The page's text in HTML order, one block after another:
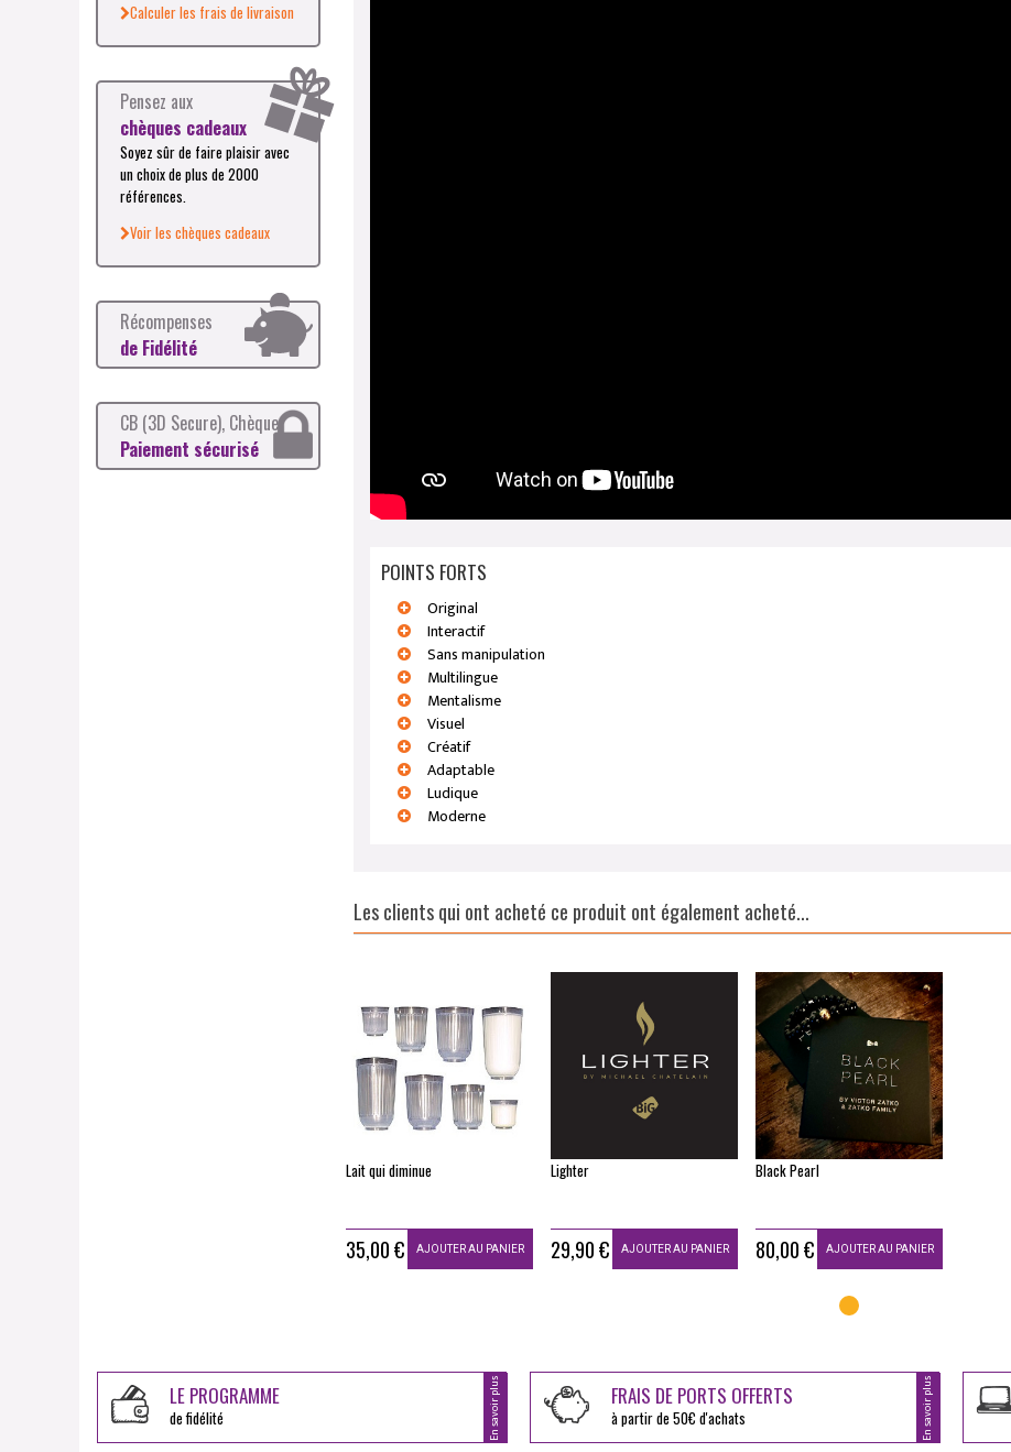
Calculer les frais de livraison
Pensez aux
chèques cadeaux
Soyez sûr de faire plaisir avec
un choix de plus de 2000
références.
Voir les chèques cadeaux
Récompenses
de Fidélité
CB (3D Secure), Chèque
Paiement sécurisé
POINTS FORTS
Original
Interactif
Sans manipulation
Multilingue
Mentalisme
Visuel
Créatif
Adaptable
Ludique
Moderne
Les clients qui ont acheté ce produit ont également acheté...
Lait qui diminue
35,00 € AJOUTER AU PANIER
Lighter
29,90 € AJOUTER AU PANIER
Black Pearl
80,00 € AJOUTER AU PANIER
LE PROGRAMME
de fidélité En savoir plus FRAIS DE PORTS OFFERTS
à partir de 50€ d'achats En savoir plus